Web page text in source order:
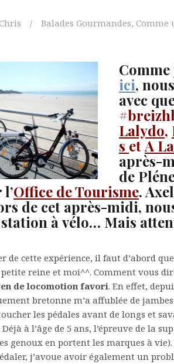
Balades Gourmandes, Comme
Comme
ici,
avec
Lalydo,
s etA
après-
de
Office de Tourisme.
de cet après-midi,
à vélo… Mais
de cette expérience, il faut d’abord
reine et moi^^. Comment vous
de locomotion favori. En effet,
bretonne m’a affublée de
les pédales avant de longs et
à l’âge de 5 ans, l’épreuve de la
genoux en portent les marques à
j’avoue avoir également un